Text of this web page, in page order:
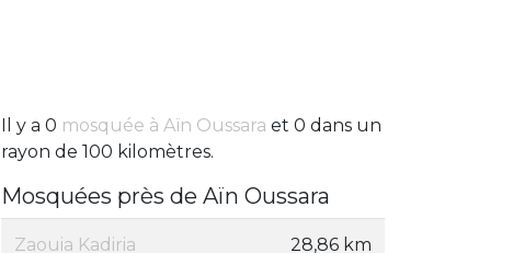
Il y a 0 mosquée à Aïn Oussara et 0 dans un
rayon de 100 kilomètres.
Mosquées près de Aïn Oussara
Zaouia Kadiria 28,86 km